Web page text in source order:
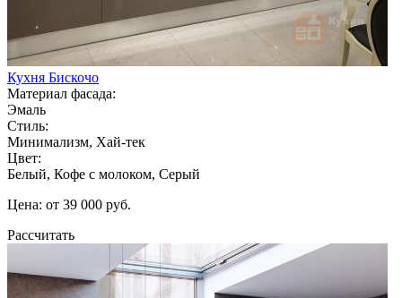
Кухня Бискочо
Материал фасада:
Эмаль
Стиль:
Минимализм, Хай-тек
Цвет:
Белый, Кофе с молоком, Серый
Цена: от 39 000 руб.
Рассчитать